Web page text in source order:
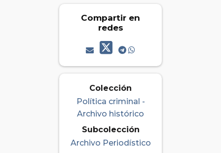
Compartir en
redes
Colección
Política criminal -
Archivo histórico
Subcolección
Archivo Periodístico